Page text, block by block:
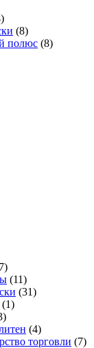
(8)
полюс (8)
(11)
(31)
(1)
(4)
торговли (7)